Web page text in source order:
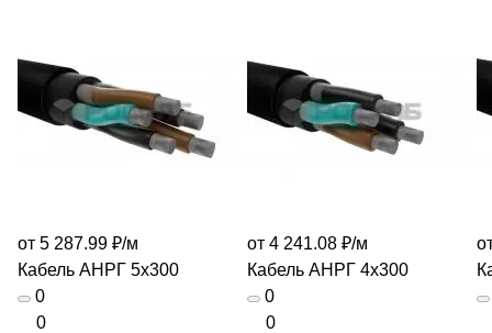
от 5 287.99 ₽/м
Кабель АНРГ 5х300
0
0
от 4 241.08 ₽/м
Кабель АНРГ 4х300
0
0